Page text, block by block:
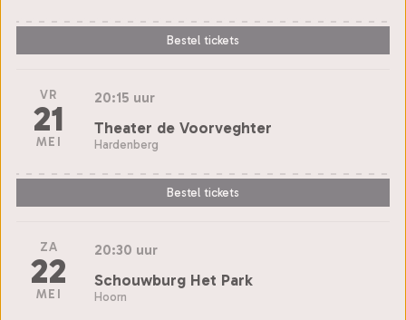
Bestel tickets
VR
21
MEI
20:15 uur
Theater de Voorveghter
Hardenberg
Bestel tickets
ZA
22
MEI
20:30 uur
Schouwburg Het Park
Hoorn